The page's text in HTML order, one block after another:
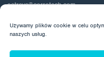
Używamy plików cookie w celu
naszych usług.
ostrava@corrotech.com
© 2026 Corrotech